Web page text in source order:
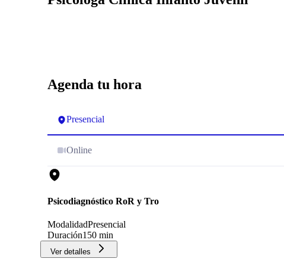
Agenda tu hora
Presencial
Online
Psicodiagnóstico RoR y Tro
ModalidadPresencial
Duración150 min
Ver detalles